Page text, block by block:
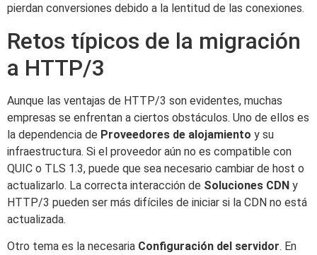
pierdan conversiones debido a la lentitud de las conexiones.
Retos típicos de la migración
a HTTP/3
Aunque las ventajas de HTTP/3 son evidentes, muchas
empresas se enfrentan a ciertos obstáculos. Uno de ellos es
la dependencia de Proveedores de alojamiento y su
infraestructura. Si el proveedor aún no es compatible con
QUIC o TLS 1.3, puede que sea necesario cambiar de host o
actualizarlo. La correcta interacción de Soluciones CDN y
HTTP/3 pueden ser más difíciles de iniciar si la CDN no está
actualizada.
Otro tema es la necesaria Configuración del servidor. En